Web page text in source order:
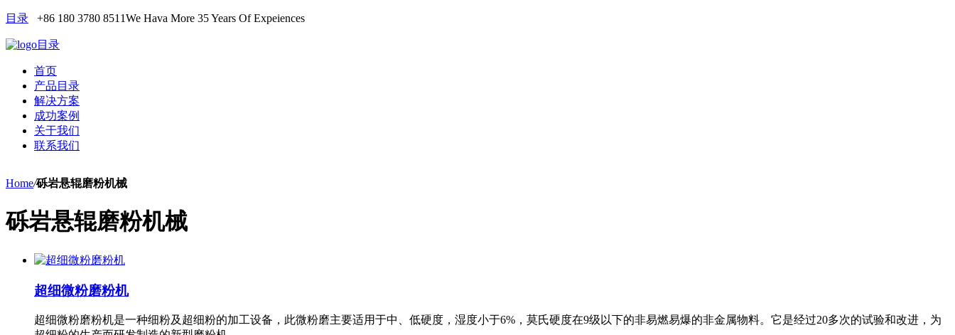
目录 +86 180 3780 8511We Hava More 35 Years Of Expeiences
目录
首页
产品目录
解决方案
成功案例
关于我们
联系我们
Home/砾岩悬辊磨粉机械
砾岩悬辊磨粉机械
超细微粉磨粉机
超细微粉磨粉机是一种细粉及超细粉的加工设备，此微粉磨主要适用于中、低硬度，湿度小于6%，莫氏硬度在9级以下的非易燃易爆的非金属物料。它是经过20多次的试验和改进，为